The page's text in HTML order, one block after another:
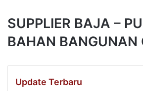
SUPPLIER BAJA –
BAHAN BANGUNAN
Update Terbaru